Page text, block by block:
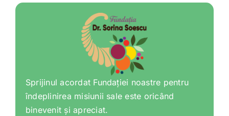
Sprijinul acordat Fundației noastre pentru
îndeplinirea misiunii sale este oricând
binevenit și apreciat.